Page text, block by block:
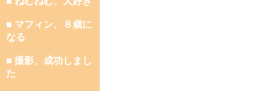
■ マフィン、８歳に
なる
■ 撮影、成功しまし
た